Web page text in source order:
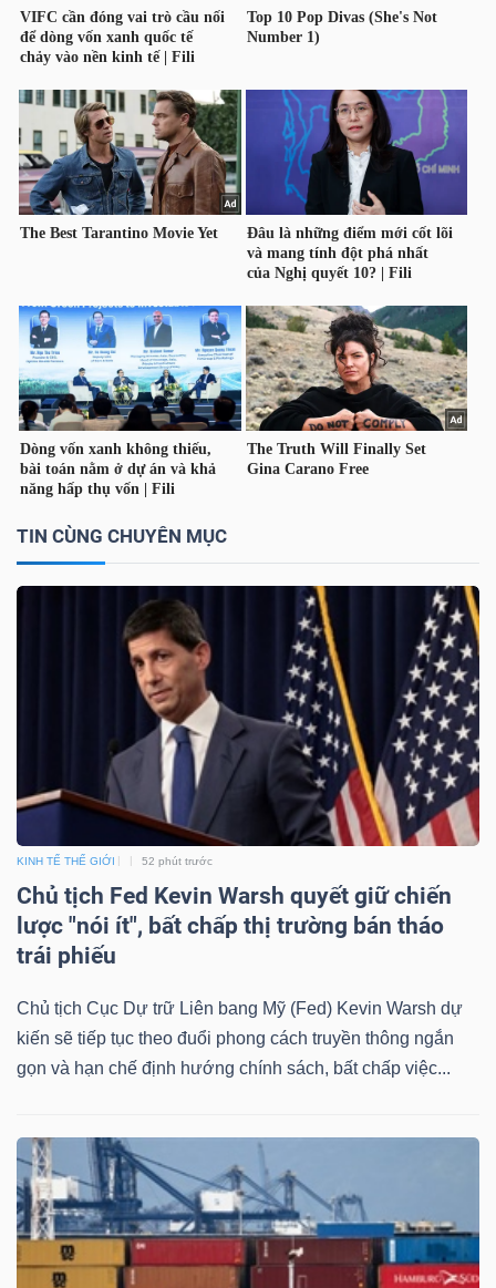
TIN CÙNG CHUYÊN MỤC
KINH TẾ THẾ GIỚI 52 phút trước
Chủ tịch Fed Kevin Warsh quyết giữ chiến
lược "nói ít", bất chấp thị trường bán tháo
trái phiếu
Chủ tịch Cục Dự trữ Liên bang Mỹ (Fed) Kevin Warsh dự
kiến sẽ tiếp tục theo đuổi phong cách truyền thông ngắn
gọn và hạn chế định hướng chính sách, bất chấp việc...
CÔNG
CỤ
TRUY
LIỆU
Ngành
(-)
VS-
SECTOR
NGUYÊN
LIỆU
CÔNG
NGHIỆP
TIÊU
DÙNG
KHÔNG
THIẾT